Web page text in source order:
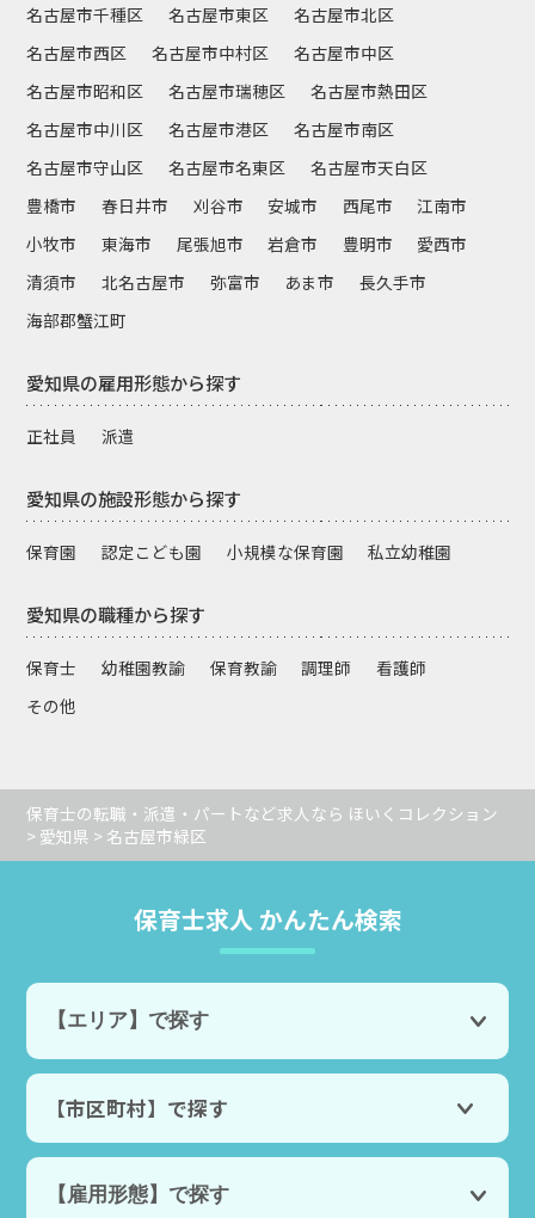
名古屋市千種区 名古屋市東区
名古屋市北区
名古屋市西区
名古屋市中村区
名古屋市中区
名古屋市昭和区
名古屋市瑞穂区
名古屋市熱田区
名古屋市中川区
名古屋市港区
名古屋市南区
名古屋市守山区
名古屋市名東区
名古屋市天白区
豊橋市
春日井市 刈谷市 安城市 西尾市
江南市
小牧市
東海市 尾張旭市 岩倉市 豊明市
愛西市
清須市
北名古屋市 弥富市 あま市
長久手市
海部郡蟹江町
愛知県の雇用形態から探す
正社員 派遣
愛知県の施設形態から探す
保育園 認定こども園 小規模な保育園 私立幼稚園
愛知県の職種から探す
保育士 幼稚園教諭 保育教諭 調理師
看護師
その他
保育士の転職・派遣・パートなど求人なら ほいくコレクション
> 愛知県 > 名古屋市緑区
保育士求人 かんたん検索
【市区町村】で探す